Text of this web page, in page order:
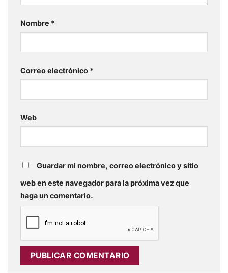
Nombre *
Correo electrónico *
Web
Guardar mi nombre, correo electrónico y sitio
web en este navegador para la próxima vez que
haga un comentario.